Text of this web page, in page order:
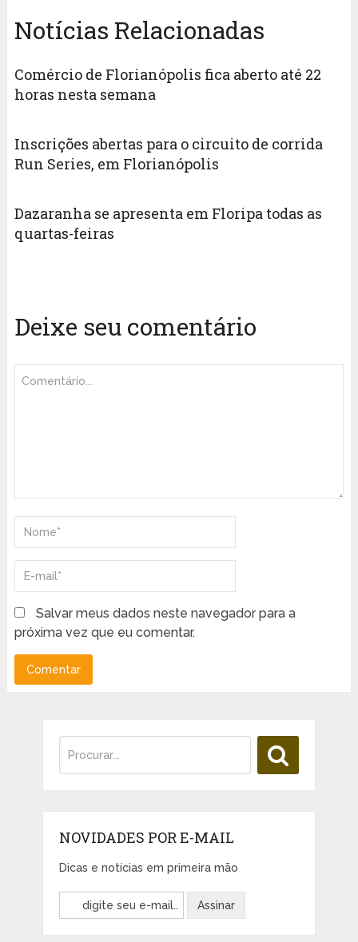
Notícias Relacionadas
Comércio de Florianópolis fica aberto até 22
horas nesta semana
Inscrições abertas para o circuito de corrida
Run Series, em Florianópolis
Dazaranha se apresenta em Floripa todas as
quartas-feiras
Deixe seu comentário
Salvar meus dados neste navegador para a
próxima vez que eu comentar.
NOVIDADES POR E-MAIL
Dicas e notícias em primeira mão